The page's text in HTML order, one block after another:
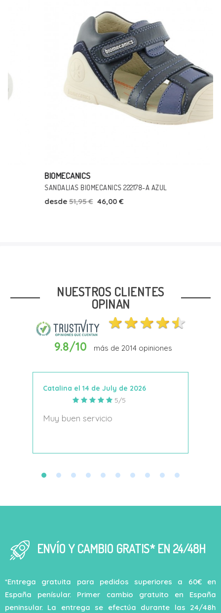
BIOMECANICS
SANDALIAS BIOMECANICS 222178-A AZUL
51,95 € 46,00 €
NUESTROS CLIENTES
OPINAN
9.8/10 más de 2014opiniones
Catalina el 14 de July de 2026
5/5
Muy buen servicio
ENVÍO Y CAMBIO GRATIS* EN 24/48H
*Entrega gratuita para pedidos superiores a 60€ en
España penísular. Primer cambio gratuito en España
peninsular. La entrega se efectúa durante las 24/48h